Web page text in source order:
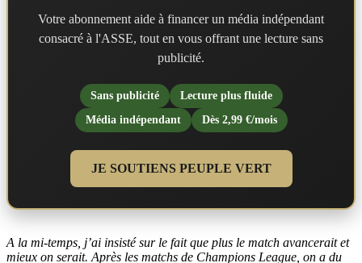
Votre abonnement aide à financer un média indépendant
consacré à l'ASSE, tout en vous offrant une lecture sans
publicité.
Sans publicité
Lecture plus fluide
Média indépendant
Dès 2,99 €/mois
JE SOUTIENS PEUPLE VERT
A la mi-temps, j’ai insisté sur le fait que plus le match avancerait et
mieux on serait. Après les matchs de Champions League, on a du